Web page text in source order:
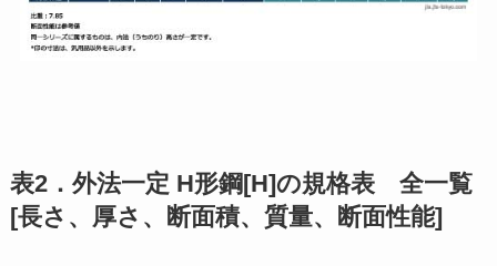
表2．外法一定 H形鋼[H]の規格表 全一覧
[長さ、厚さ、断面積、質量、断面性能]